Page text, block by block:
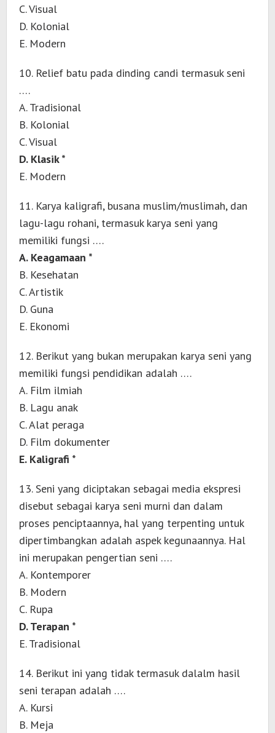
C. Visual
D. Kolonial
E. Modern
10. Relief batu pada dinding candi termasuk seni
….
A. Tradisional
B. Kolonial
C. Visual
D. Klasik *
E. Modern
11. Karya kaligrafi, busana muslim/muslimah, dan
lagu-lagu rohani, termasuk karya seni yang
memiliki fungsi ….
A. Keagamaan *
B. Kesehatan
C. Artistik
D. Guna
E. Ekonomi
12. Berikut yang bukan merupakan karya seni yang
memiliki fungsi pendidikan adalah ….
A. Film ilmiah
B. Lagu anak
C. Alat peraga
D. Film dokumenter
E. Kaligrafi *
13. Seni yang diciptakan sebagai media ekspresi
disebut sebagai karya seni murni dan dalam
proses penciptaannya, hal yang terpenting untuk
dipertimbangkan adalah aspek kegunaannya. Hal
ini merupakan pengertian seni ….
A. Kontemporer
B. Modern
C. Rupa
D. Terapan *
E. Tradisional
14. Berikut ini yang tidak termasuk dalalm hasil
seni terapan adalah ….
A. Kursi
B. Meja